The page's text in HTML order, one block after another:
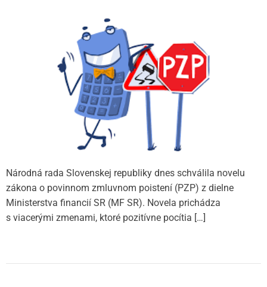
Národná rada Slovenskej republiky dnes schválila novelu
zákona o povinnom zmluvnom poistení (PZP) z dielne
Ministerstva financií SR (MF SR). Novela prichádza
s viacerými zmenami, ktoré pozitívne pocítia […]